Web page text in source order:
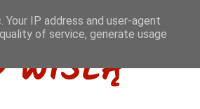
WISŁĄ
IP address and user-agent
of service, generate usage